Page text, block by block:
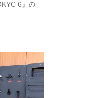
6』の